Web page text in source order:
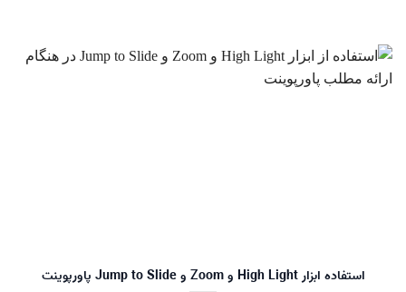
استفاده ابزار High Light و Zoom و Jump to Slide پاورپوینت